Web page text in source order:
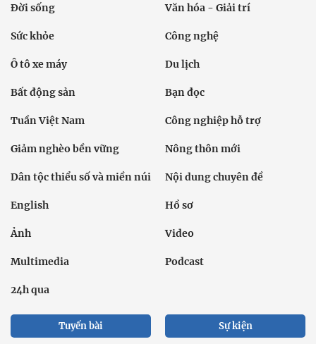
Đời sống Văn hóa - Giải trí
Sức khỏe Công nghệ
Ô tô xe máy Du lịch
Bất động sản Bạn đọc
Tuần Việt Nam Công nghiệp hỗ trợ
Giảm nghèo bền vững Nông thôn mới
Dân tộc thiểu số và miền núi Nội dung chuyên đề
English Hồ sơ
Ảnh Video
Multimedia Podcast
24h qua
Tuyến bài Sự kiện